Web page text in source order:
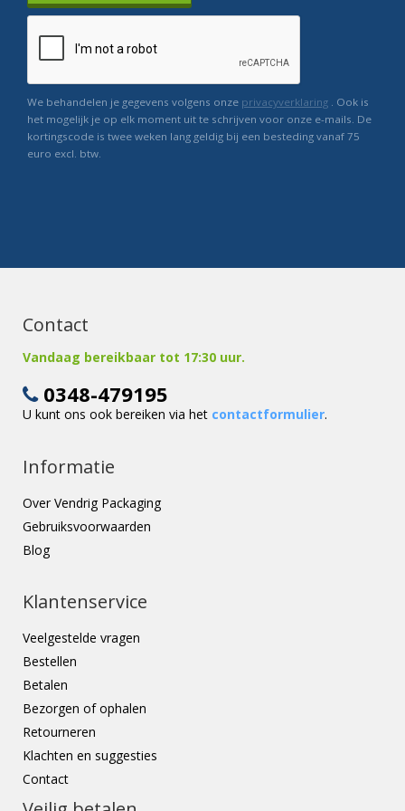
We behandelen je gegevens volgens onze privacyverklaring . Ook is
het mogelijk je op elk moment uit te schrijven voor onze e-mails. De
kortingscode is twee weken lang geldig bij een besteding vanaf 75
euro excl. btw.
Contact
Vandaag bereikbaar tot 17:30 uur.
0348-479195
U kunt ons ook bereiken via het contactformulier.
Informatie
Over Vendrig Packaging
Gebruiksvoorwaarden
Blog
Klantenservice
Veelgestelde vragen
Bestellen
Betalen
Bezorgen of ophalen
Retourneren
Klachten en suggesties
Contact